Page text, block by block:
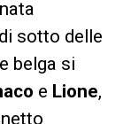
sotto delle
belga si
e Lione,